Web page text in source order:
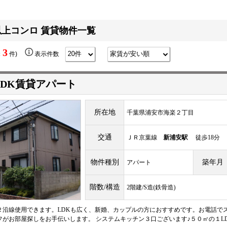
コンロ 賃貸物件一覧
3 件) 表示件数
賃貸アパート
所在地 千葉県浦安市海楽２丁目
交通 ＪＲ京葉線 新浦安駅 徒歩18分
物件種別 アパート 築年月
階数/構造 2階建/S造(鉄骨造)
線使用できます。LDKも広く、新婚、カップルの方におすすめです。お電話で
お部屋探しをお手伝いします。 システムキッチン３口ございます♪５０㎡の１